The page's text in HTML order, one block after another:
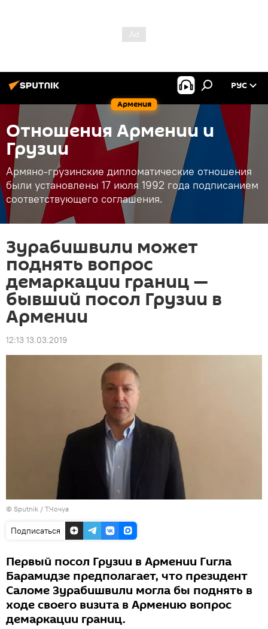
Армения
РУС
Отношения Армении и
Грузии
Армяно-грузинские дипломатические отношения
были установлены 17 июля 1992 года подписанием
соответствующего соглашения.
Зурабишвили может
поднять вопрос
демаркации границ —
бывший посол Грузии в
Армении
12:13 13.03.2019
© Sputnik / Т.Чочуа
Подписаться
Первый посол Грузии в Армении Гигла
Барамидзе предполагает, что президент
Саломе Зурабишвили могла бы поднять в
ходе своего визита в Армению вопрос
демаркации границ.